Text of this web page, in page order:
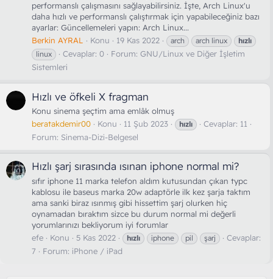
performanslı çalışmasını sağlayabilirsiniz. İşte, Arch Linux'u
daha hızlı ve performanslı çalıştırmak için yapabileceğiniz bazı
ayarlar: Güncellemeleri yapın: Arch Linux...
Berkin AYRAL
Konu 19 Kas 2022 arch arch linux
hızlı
linux
Cevaplar: 0 Forum: GNU/Linux ve Diğer İşletim
Sistemleri
Hızlı ve öfkeli X fragman
Konu sinema şeçtim ama emlâk olmuş
beratakdemir00
Konu 11 Şub 2023 hızlı
Cevaplar: 11
Forum: Sinema-Dizi-Belgesel
Hızlı şarj sırasında ısınan iphone normal mi?
sıfır iphone 11 marka telefon aldım kutusundan çıkan typc
kablosu ile baseus marka 20w adaptörle ilk kez şarja taktım
ama sanki biraz ısınmış gibi hissettim şarj olurken hiç
oynamadan bıraktım sizce bu durum normal mi değerli
yorumlarınızı bekliyorum iyi forumlar
efe
Konu 5 Kas 2022 hızlı iphone pil şarj
Cevaplar:
7
Forum: iPhone / iPad